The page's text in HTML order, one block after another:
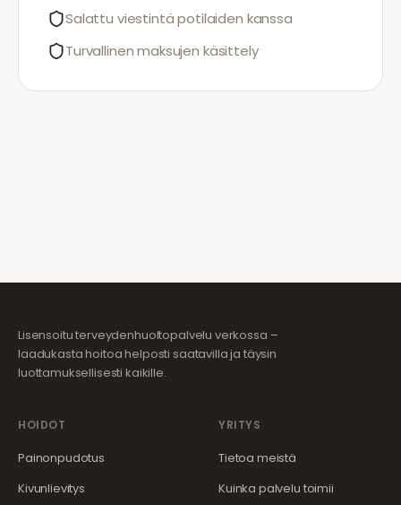
Salattu viestintä potilaiden kanssa
Turvallinen maksujen käsittely
Lisensoitu terveydenhuoltopalvelu verkossa –
laadukasta hoitoa helposti saatavilla ja täysin
luottamuksellisesti kaikille.
HOIDOT
Painonpudotus
Kivunlievitys
YRITYS
Tietoa meistä
Kuinka palvelu toimii